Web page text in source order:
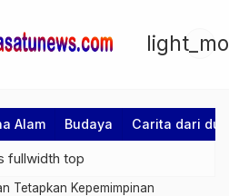
Alam Budaya Carita dari
Tetapkan Kepemimpinan